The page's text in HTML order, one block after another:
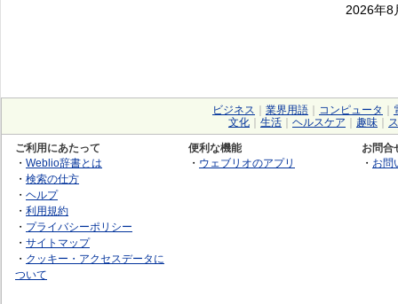
2026年8
ビジネス 業界用語 コンピュータ
文化
生活 ヘルスケア 趣味
ご利用にあたって
・ Weblio辞書とは
・ 検索の仕方
・ ヘルプ
・ 利用規約
・ プライバシーポリシー
・ サイトマップ
・ クッキー・アクセスデータに
ついて
便利な機能
・ ウェブリオのアプリ
お問合
・ お問